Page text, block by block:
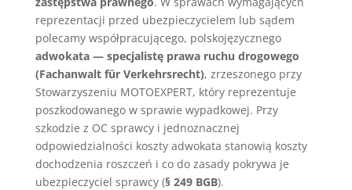
reprezentacji przed ubezpieczycielem lub sądem
polecamy współpracującego, polskojęzycznego
adwokata — specjalistę prawa ruchu drogowego
(Fachanwalt für Verkehrsrecht), zrzeszonego przy
Stowarzyszeniu MOTOEXPERT, który reprezentuje
poszkodowanego w sprawie wypadkowej. Przy
szkodzie z OC sprawcy i jednoznacznej
odpowiedzialności koszty adwokata stanowią koszty
dochodzenia roszczeń i co do zasady pokrywa je
ubezpieczyciel sprawcy (§ 249 BGB).